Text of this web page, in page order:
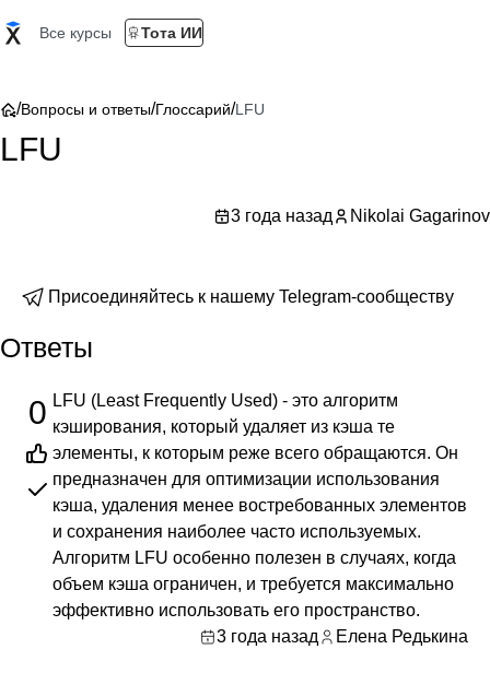
Все курсы Тота ИИ
/Вопросы и ответы/Глоссарий/LFU
LFU
3 года назад Nikolai Gagarinov
Присоединяйтесь к нашему Telegram-сообществу
Ответы
0 LFU (Least Frequently Used) - это алгоритм
кэширования, который удаляет из кэша те
элементы, к которым реже всего обращаются. Он
предназначен для оптимизации использования
кэша, удаления менее востребованных элементов
и сохранения наиболее часто используемых.
Алгоритм LFU особенно полезен в случаях, когда
объем кэша ограничен, и требуется максимально
эффективно использовать его пространство.
3 года назад
Елена Редькина